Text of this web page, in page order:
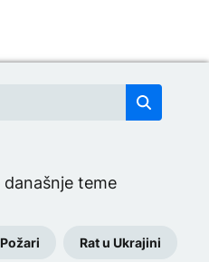
teme
Požari Rat u Ukrajini